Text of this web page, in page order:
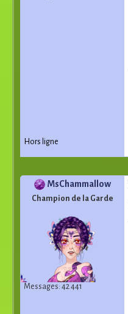
Hors ligne
MsChammallow
Champion de la Garde
Messages: 42 441